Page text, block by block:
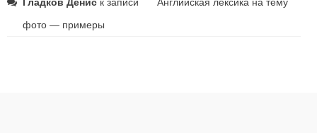
фото — примеры